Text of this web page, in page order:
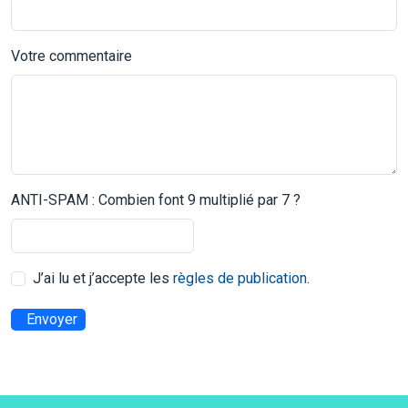
Votre commentaire
ANTI-SPAM : Combien font 9 multiplié par 7 ?
J’ai lu et j’accepte les règles de publication.
Envoyer